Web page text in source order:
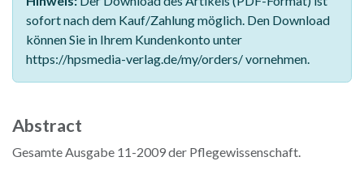
sofort nach dem Kauf/Zahlung möglich. Den Download
können Sie in Ihrem Kundenkonto unter
https://hpsmedia-verlag.de/my/orders/ vornehmen.
Abstract
Gesamte Ausgabe 11-2009 der Pflegewissenschaft.